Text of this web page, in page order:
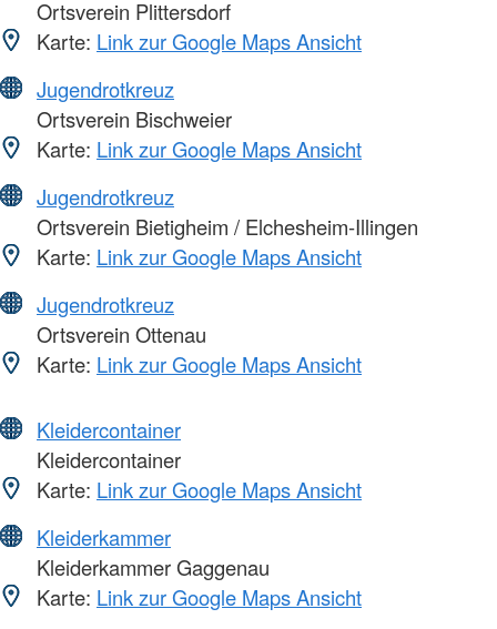
Ortsverein Plittersdorf
Karte: Link zur Google Maps Ansicht
Jugendrotkreuz
Ortsverein Bischweier
Karte: Link zur Google Maps Ansicht
Jugendrotkreuz
Ortsverein Bietigheim / Elchesheim-Illingen
Karte: Link zur Google Maps Ansicht
Jugendrotkreuz
Ortsverein Ottenau
Karte: Link zur Google Maps Ansicht
Kleidercontainer
Kleidercontainer
Karte: Link zur Google Maps Ansicht
Kleiderkammer
Kleiderkammer Gaggenau
Karte: Link zur Google Maps Ansicht